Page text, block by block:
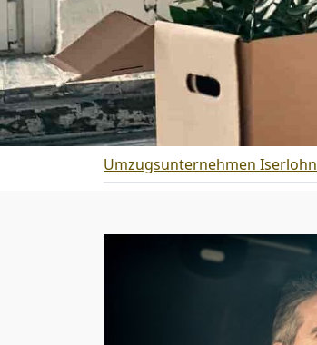
Umzugsunternehmen Iserlohn